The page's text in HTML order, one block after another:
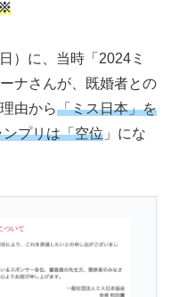
）に、当時「2024ミ
ナさんが、既婚者との
由から「ミス日本」を
プリは「空位 」にな